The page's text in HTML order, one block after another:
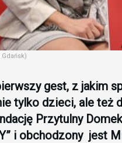
gest, z jakim
tylko dzieci, ale też
Przytulny
i obchodzony jest